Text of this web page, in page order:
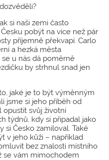
si naši zemi často
pobýt na více než pár
příjemně překvapí. Carlo
a hezká města
se u nás dá poměrně
by strhnul snad jen
jaké je to být výměnným
jsme si jeho příběh od
opustit svůj životní
týdnů, kdy si připadal jako
si Česko zamiloval. Také
v jeho kůži – například
bez znalosti místního
se vám mimochodem